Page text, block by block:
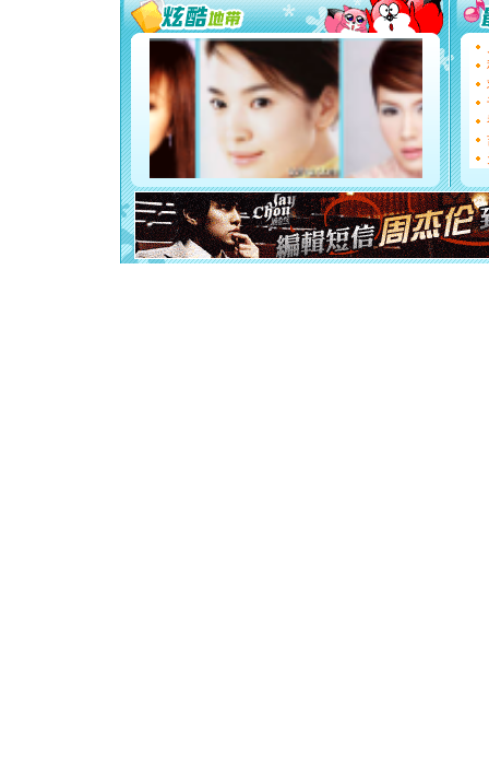
你太多
要平安
[圣诞节]
能正大
都要快乐
[圣诞节]
如意,快
[元旦]
看
断电。
你是我
[元旦]如
起；二是
离。水晶
[元旦]当